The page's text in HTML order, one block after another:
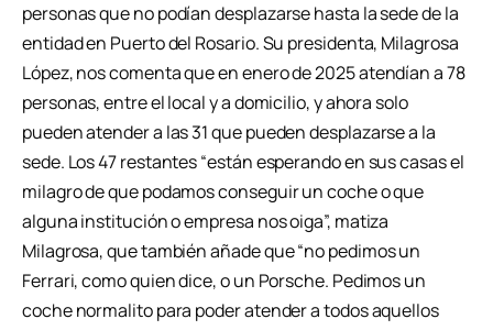
personas que no podían desplazarse hasta la sede de la
entidad en Puerto del Rosario. Su presidenta, Milagrosa
López, nos comenta que en enero de 2025 atendían a 78
personas, entre el local y a domicilio, y ahora solo
pueden atender a las 31 que pueden desplazarse a la
sede. Los 47 restantes “están esperando en sus casas el
milagro de que podamos conseguir un coche o que
alguna institución o empresa nos oiga”, matiza
Milagrosa, que también añade que “no pedimos un
Ferrari, como quien dice, o un Porsche. Pedimos un
coche normalito para poder atender a todos aquellos